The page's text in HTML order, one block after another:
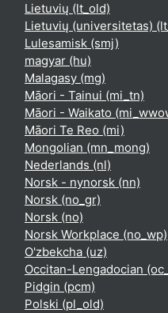
Lietuvių ‎(lt_old)‎
Lietuvių (universitetas)
Lulesamisk ‎(smj)‎
magyar ‎(hu)‎
Malagasy ‎(mg)‎
Māori - Tainui ‎(mi_tn)‎
Māori - Waikato
Māori Te Reo ‎(mi)‎
Mongolian ‎(mn_mong)‎
Nederlands ‎(nl)‎
Norsk - nynorsk ‎(nn)‎
Norsk ‎(no_gr)‎
Norsk ‎(no)‎
Norsk Workplace ‎(no_wp)‎
O'zbekcha ‎(uz)‎
Occitan-Lengadocian
Pidgin ‎(pcm)‎
Polski ‎(pl_old)‎